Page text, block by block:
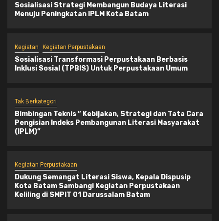
Sosialisasi Strategi Membangun Budaya Literasi
Menuju Peningkatan IPLM Kota Batam
Kegiatan Kegiatan Perpustakaan
Sosialisasi Transformasi Perpustakaan Berbasis
Inklusi Sosial (TPBIS) Untuk Perpustakaan Umum
Tak Berkategori
Bimbingan Teknis ” Kebijakan, Strategi dan Tata Cara
Pengisian Indeks Pembangunan Literasi Masyarakat
(IPLM)”
Kegiatan Perpustakaan
Dukung Semangat Literasi Siswa, Kepala Dispusip
Kota Batam Sambangi Kegiatan Perpustakaan
Keliling di SMPIT 01 Darussalam Batam